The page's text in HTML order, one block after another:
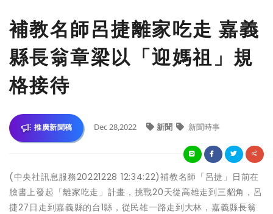
補教名師呂捷離家吃走 嘉義
縣長翁章梁以「迎媽祖」規
格接待
推廣新聞稿 Dec 28,2022 新聞 新聞時事
(中央社訊息服務20221228 12:34:22)補教名師「呂捷」日前在
臉書上發起「離家吃走」計畫，挑戰20天從高雄走到三貂角，呂
捷27日走到嘉義縣的台1縣，從民雄一路走到大林，嘉義縣長翁